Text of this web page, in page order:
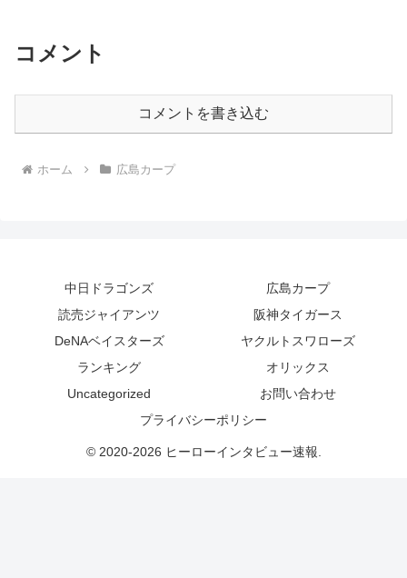
コメント
コメントを書き込む
ホーム 広島カープ
中日ドラゴンズ
広島カープ
読売ジャイアンツ
阪神タイガース
DeNAベイスターズ
ヤクルトスワローズ
ランキング
オリックス
Uncategorized
お問い合わせ
プライバシーポリシー
© 2020-2026 ヒーローインタビュー速報.